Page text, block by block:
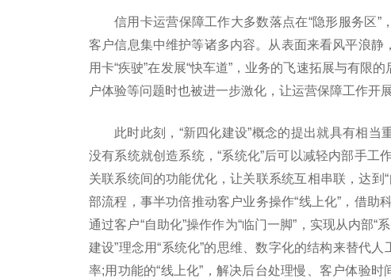
信用卡运营保障工作大多数落点在“隐形服务区”
客户信息集中维护等诸多内容。从表面来看风平浪
用卡“疾驶”在发展“快车道”，业务的飞速拓展与有限
户体验等问题时也被进一步激化，让运营保障工作开
此时此刻，“新四化建设”概念的提出就具有相当
没有系统就创造系统，“系统化”后可以减轻内部手
关联系统间的功能优化，让关联系统互相串联，达到
部流程，事半功倍推动客户业务操作“线上化”，借
通过客户“自助化”操作作为“临门一脚”，实现从内部“
建设”理念用“系统化”的思维、数字化的结构来替代
率;用功能的“线上化”，解决后台处理慢、客户体验